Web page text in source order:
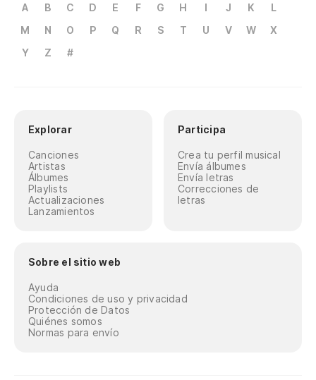
A B C D E F G H I J K
L
M
N O P Q R S T U V W
X
Y
Z #
Explorar
Canciones
Artistas
Álbumes
Playlists
Actualizaciones
Lanzamientos
Participa
Crea tu perfil musical
Envía álbumes
Envía letras
Correcciones de
letras
Sobre el sitio web
Ayuda
Condiciones de uso y privacidad
Protección de Datos
Quiénes somos
Normas para envío